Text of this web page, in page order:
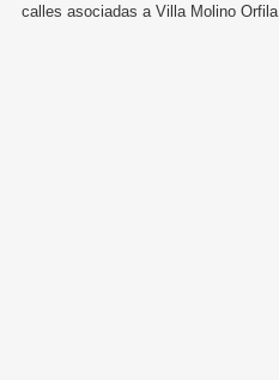
calles asociadas a Villa Molino Orfila.